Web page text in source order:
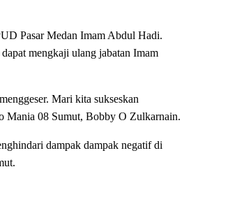
Pasar Medan Imam Abdul Hadi.
mengkaji ulang jabatan Imam
Mari kita sukseskan
Mania 08 Sumut, Bobby O Zulkarnain.
dampak dampak negatif di